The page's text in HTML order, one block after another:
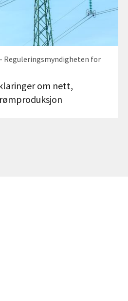
Reguleringsmyndigheten for
om nett,